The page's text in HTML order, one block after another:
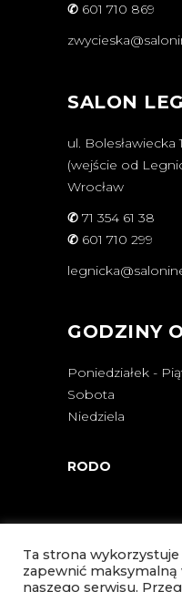
✆ 601 710 869
SALON
ul. Bolesławiecka 1
(wejście od
Wrocław
✆ 71 354 61 38
✆ 601 710 299
GODZINY
Poniedziałek -
Sobota
Niedziela
RODO
Ta strona
zapewnić
naszego serwisu.